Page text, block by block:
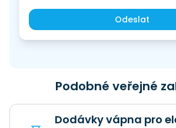
Odeslat
Podobné veřejné
Dodávky vápna pro